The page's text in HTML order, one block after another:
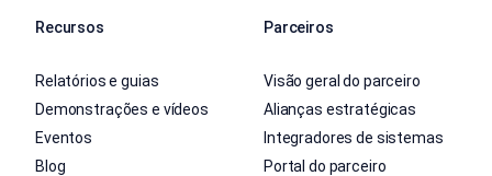
Recursos
Relatórios e guias
Demonstrações e vídeos
Eventos
Blog
Parceiros
Visão geral do parceiro
Alianças estratégicas
Integradores de sistemas
Portal do parceiro